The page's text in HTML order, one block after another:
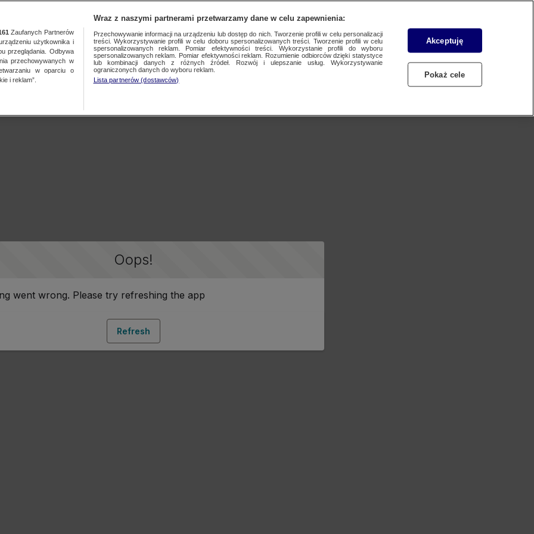
Oops!
went wrong. Please try refreshing the app
Refresh
Zaufanych Partnerów
użytkownika i
przeglądania. Odbywa
przechowywanych w
w oparciu o
i reklam”.
Wraz z naszymi partnerami przetwarzamy dane w celu zapewnienia:
Przechowywanie informacji na urządzeniu lub dostęp do nich. Tworzenie profili w celu personalizacji
treści. Wykorzystywanie profili w celu doboru spersonalizowanych treści. Tworzenie profili w celu
spersonalizowanych reklam. Pomiar efektywności treści. Wykorzystanie profili do wyboru
spersonalizowanych reklam. Pomiar efektywności reklam. Rozumienie odbiorców dzięki statystyce
lub kombinacji danych z różnych źródeł. Rozwój i ulepszanie usług. Wykorzystywanie
ograniczonych danych do wyboru reklam.
Lista partnerów (dostawców)
Akceptuję
Pokaż cele